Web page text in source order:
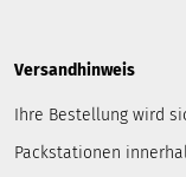
Versandhinweis
Ihre Bestellung wird
Packstationen